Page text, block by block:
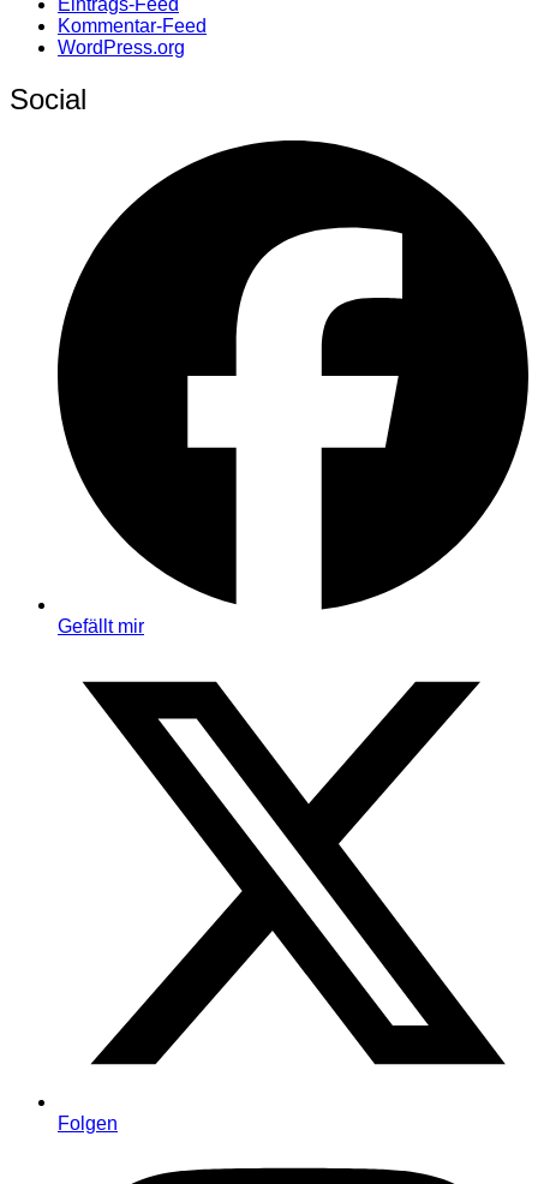
Kommentar-Feed
WordPress.org
Social
Gefällt mir
Folgen